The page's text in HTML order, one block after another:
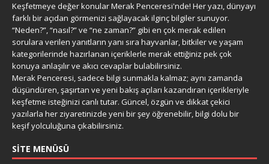
Keşfetmeye değer konular Merak Penceresi'nde! Her yazı, dünyayı
farklı bir açıdan görmenizi sağlayacak ilginç bilgiler sunuyor.
“Neden?”, “nasıl?” ve “ne zaman?” gibi en çok merak edilen
sorulara verilen yanıtların yanı sıra hayvanlar, bitkiler ve yaşam
kategorilerinde hazırlanan içeriklerle merak ettiğiniz pek çok
konuya anlaşılır ve akıcı cevaplar bulabilirsiniz.
Merak Penceresi, sadece bilgi sunmakla kalmaz; aynı zamanda
düşündüren, şaşırtan ve yeni bakış açıları kazandıran içerikleriyle
keşfetme isteğinizi canlı tutar. Güncel, özgün ve dikkat çekici
yazılarla her ziyaretinizde yeni bir şey öğrenebilir, bilgi dolu bir
keşif yolculuğuna çıkabilirsiniz.
SITE MENÜSÜ